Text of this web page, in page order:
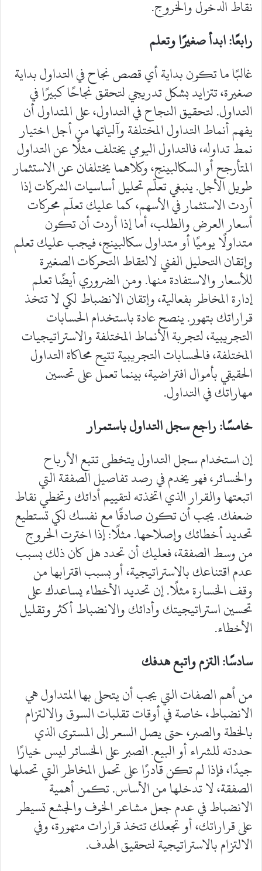
نقاط الدخول والخروج.
رابعًا: ابدأ صغيرًا وتعلم
‎غالبًا ما تكون بداية أي قصص نجاح في التداول بداية
صغيرة، تتزايد بشكل تدريجي لتحقق نجاحًا كبيرًا في
التداول. لتحقيق النجاح في التداول، على المتداول أن
يفهم أنماط التداول المختلفة وآلياتها من أجل اختيار
نمط تداوله، فالتداول اليومي يختلف مثلًا عن التداول
المتأرجح أو السكالبينج، وكلاهما يختلفان عن الاستثمار
طويل الأجل. ينبغي تعلّم تحليل أساسيات الشركات إذا
أردت الاستثمار في الأسهم، كما عليك تعلّم محركات
أسعار العرض والطلب، أما إذا أردت أن تكون
متداولًا يوميًا أو متداول سكالبينج، فيجب عليك تعلم
وإتقان التحليل الفني لالتقاط التحركات الصغيرة
للأسعار والاستفادة منها. ومن الضروري أيضًا تعلم
إدارة المخاطر بفعالية، وإتقان الانضباط لكي لا تتخذ
قراراتك بتهور. ينصح عادة باستخدام الحسابات
التجريبية، لتجربة الأنماط المختلفة والاستراتيجيات
المختلفة، فالحسابات التجريبية تتيح محاكاة التداول
الحقيقي بأموال افتراضية، بينما تعمل على تحسين
مهاراتك في التداول.
خامسًا: راجع سجل التداول باستمرار
‎إن استخدام سجل التداول يتخطى تتبع الأرباح
والخسائر، فهو يخدم في رصد تفاصيل الصفقة التي
اتبعتها والقرار الذي اتخذته لتقييم أدائك وتخطي نقاط
ضعفك. يجب أن تكون صادقًا مع نفسك لكي تستطيع
تحديد أخطائك وإصلاحها. مثلًا: إذا اخترت الخروج
من وسط الصفقة، فعليك أن تحدد هل كان ذلك بسبب
عدم اقتناعك بالاستراتيجية، أو بسبب اقترابها من
وقف الخسارة مثلًا. إن تحديد الأخطاء يساعدك على
تحسين استراتيجيتك وأدائك والانضباط أكثر وتقليل
الأخطاء.
سادسًا: التزم واتبع هدفك
‎من أهم الصفات التي يجب أن يتحلى بها المتداول هي
الانضباط، خاصة في أوقات تقلبات السوق والالتزام
بالخطة والصبر، حتى يصل السعر إلى المستوى الذي
حددته للشراء أو البيع. الصبر على الخسائر ليس خيارًا
جيدًا، فإذا لم تكن قادرًا على تحمل المخاطر التي تحملها
الصفقة، لا تدخلها من الأساس. تكمن أهمية
الانضباط في عدم جعل مشاعر الخوف والجشع تسيطر
على قراراتك، أو تجعلك تتخذ قرارات متهورة، وفي
الالتزام بالاستراتيجية لتحقيق الهدف.